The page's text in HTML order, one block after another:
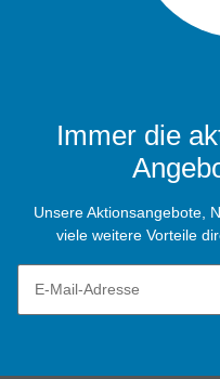
Immer die
Unsere Aktionsangebote,
viele weitere Vorteile